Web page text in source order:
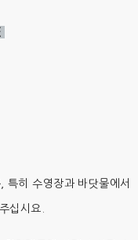
특히 수영장과 바닷물에서
십시요.